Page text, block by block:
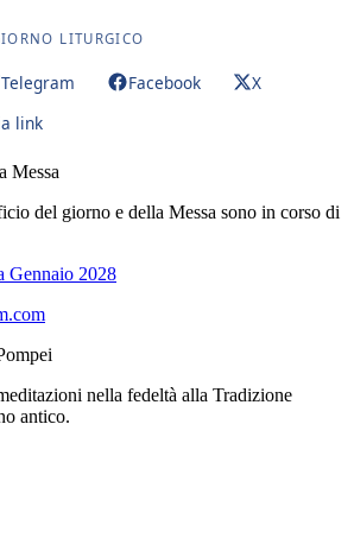
LITURGICO
Telegram Facebook
X
link
Messa
del giorno e della Messa sono in corso di
Gennaio 2028
nella fedeltà alla Tradizione
antico.